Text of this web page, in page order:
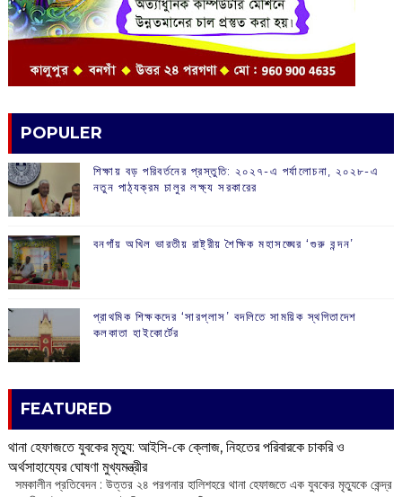
POPULER
শিক্ষায় বড় পরিবর্তনের প্রস্তুতি: ২০২৭-এ পর্যালোচনা, ২০২৮-এ
নতুন পাঠ্যক্রম চালুর লক্ষ্য সরকারের
বনগাঁয় অখিল ভারতীয় রাষ্ট্রীয় শৈক্ষিক মহাসঙ্ঘের ‘গুরু বন্দন’
প্রাথমিক শিক্ষকদের ‘সারপ্লাস’ বদলিতে সাময়িক স্থগিতাদেশ
কলকাতা হাইকোর্টের
FEATURED
থানা হেফাজতে যুবকের মৃত্যু: আইসি-কে ক্লোজ, নিহতের পরিবারকে চাকরি ও
অর্থসাহায্যের ঘোষণা মুখ্যমন্ত্রীর
সমকালীন প্রতিবেদন : উত্তর ২৪ পরগনার হালিশহরে থানা হেফাজতে এক যুবকের মৃত্যুকে কেন্দ্র